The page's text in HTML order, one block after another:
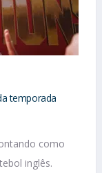
temporada
como
inglês.